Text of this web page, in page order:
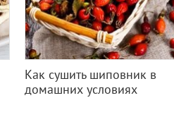
Как сушить шиповник в
домашних условиях